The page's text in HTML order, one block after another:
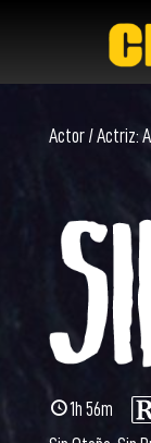
Actor / Actriz:
1h 56m